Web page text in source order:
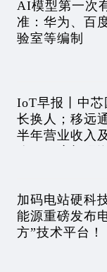
AI模型第一次
准：华为、百
验室等编制
IoT早报丨中芯
长换人；移远
半年营业收入
加码电站硬科
能源重磅发布
方”技术平台！